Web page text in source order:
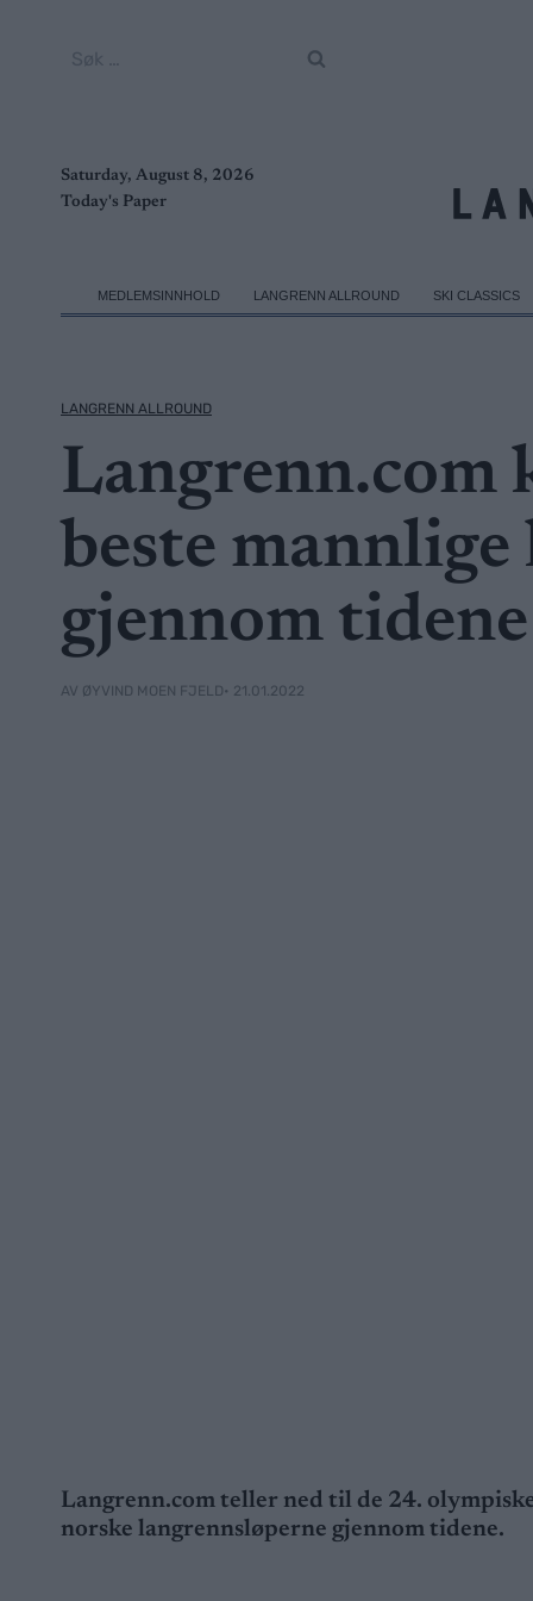
Saturday, August 8, 2026
Today's Paper
MEDLEMSINNHOLD LANGRENN ALLROUND SKI CLASSICS
LANGRENN ALLROUND
Langrenn.com
beste
gjennom tidene
AV ØYVIND MOEN FJELD• 21.01.2022
Langrenn.com teller ned til de 24.
norske langrennsløperne gjennom tidene.